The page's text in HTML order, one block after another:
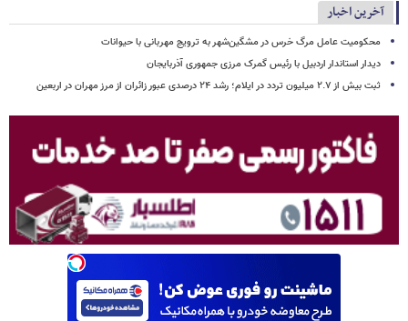
آخرین اخبار
محکومیت عامل مرگ خرس در مشگین‌شهر به ترویج مهربانی با حیوانات
دیدار استاندار اردبیل با رئیس گمرک مرزی جمهوری آذربایجان
ثبت بیش از ۲.۷ میلیون تردد در ایلام؛ رشد ۲۴ درصدی عبور زائران از مرز مهران در اربعین